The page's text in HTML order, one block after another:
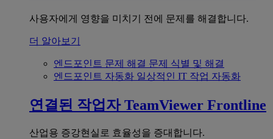
사용자에게 영향을 미치기 전에 문제를 해결합니다.
더 알아보기
엔드포인트 문제 해결 문제 식별 및 해결
엔드포인트 자동화 일상적인 IT 작업 자동화
연결된 작업자 TeamViewer Frontline
산업용 증강현실로 효율성을 증대합니다.